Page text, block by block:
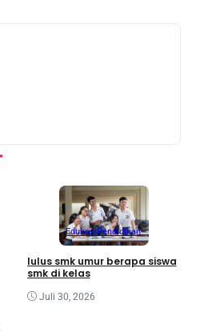
EdukasiPendidikan
lulus smk umur berapa siswa
smk di kelas
Juli 30, 2026